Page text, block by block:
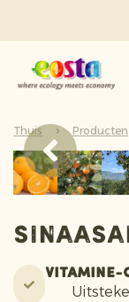
Over ons
Producten
Nieuws &
Werken
Thuis Producten
Vitamine-